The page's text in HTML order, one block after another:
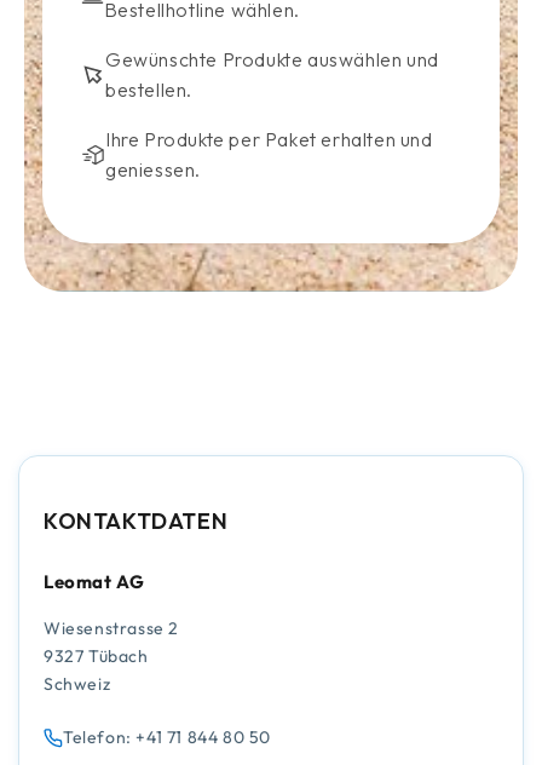
Bestellhotline wählen.
Gewünschte Produkte auswählen und
bestellen.
Ihre Produkte per Paket erhalten und
geniessen.
KONTAKTDATEN
Leomat AG
Wiesenstrasse 2
9327 Tübach
Schweiz
Telefon: +41 71 844 80 50